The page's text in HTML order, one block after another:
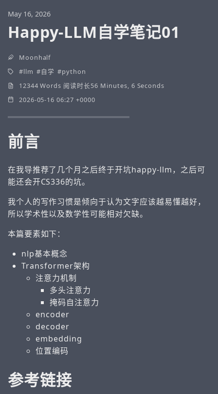
May 16, 2026
Happy-LLM自学笔记01
Moonhalf
llm
自学
python
12344 Words 阅读时长56 Minutes, 6 Seconds
2026-05-16 06:27 +0000
前言
在我导推荐了几个月之后终于开坑happy-llm，之后可
能还会开CS336的坑。
我个人的写作习惯是倾向于认为文字应该越易懂越好，
所以学术性以及数学性可能相对欠缺。
本篇要素如下：
nlp基本概念
Transformer架构
注意力机制
多头注意力
掩码自注意力
encoder
decoder
embedding
位置编码
参考链接